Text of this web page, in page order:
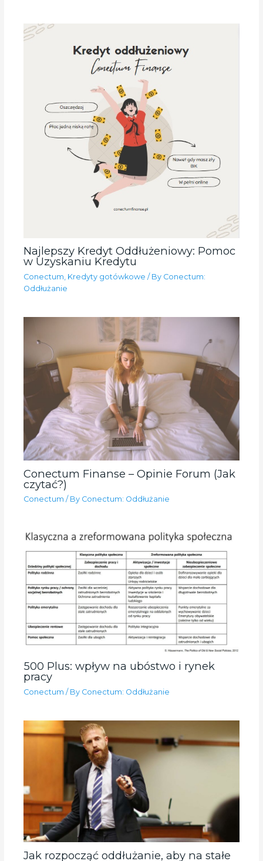
Najlepszy Kredyt Oddłużeniowy: Pomoc
w Uzyskaniu Kredytu
Conectum Kredyty gotówkowe / By Conectum:
Oddłużanie
Conectum Finanse – Opinie Forum (Jak
czytać?)
Conectum / By Conectum: Oddłużanie
500 Plus: wpływ na ubóstwo i rynek
pracy
Conectum / By Conectum: Oddłużanie
Jak rozpocząć oddłużanie, aby na stałe